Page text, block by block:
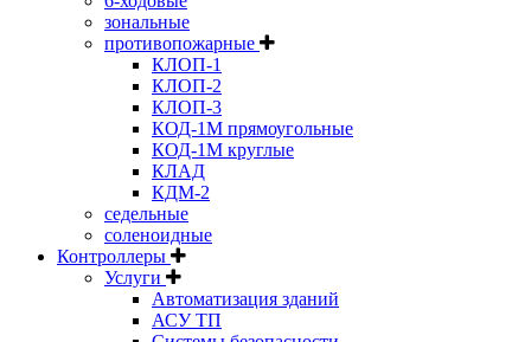
зональные
противопожарные
КЛОП-1
КЛОП-2
КЛОП-3
КОД-1М прямоугольные
КОД-1М круглые
КЛАД
КДМ-2
седельные
соленоидные
Контроллеры
Услуги
Автоматизация зданий
АСУ ТП